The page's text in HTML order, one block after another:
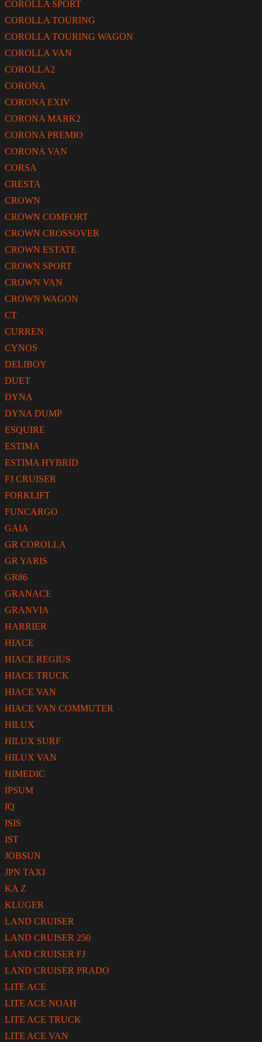
COROLLA SPORT
COROLLA TOURING
COROLLA TOURING WAGON
COROLLA VAN
COROLLA2
CORONA
CORONA EXIV
CORONA MARK2
CORONA PREMIO
CORONA VAN
CORSA
CRESTA
CROWN
CROWN COMFORT
CROWN CROSSOVER
CROWN ESTATE
CROWN SPORT
CROWN VAN
CROWN WAGON
CT
CURREN
CYNOS
DELIBOY
DUET
DYNA
DYNA DUMP
ESQUIRE
ESTIMA
ESTIMA HYBRID
FJ CRUISER
FORKLIFT
FUNCARGO
GAIA
GR COROLLA
GR YARIS
GR86
GRANACE
GRANVIA
HARRIER
HIACE
HIACE REGIUS
HIACE TRUCK
HIACE VAN
HIACE VAN COMMUTER
HILUX
HILUX SURF
HILUX VAN
HIMEDIC
IPSUM
IQ
ISIS
IST
JOBSUN
JPN TAXI
KA Z
KLUGER
LAND CRUISER
LAND CRUISER 250
LAND CRUISER FJ
LAND CRUISER PRADO
LITE ACE
LITE ACE NOAH
LITE ACE TRUCK
LITE ACE VAN